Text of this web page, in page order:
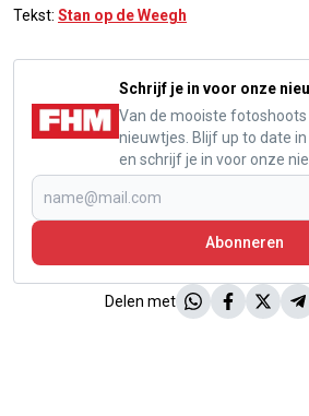
Tekst: Stan op de Weegh
Schrijf je in voor onze
Van de mooiste
nieuwtjes. Blijf up to date in
en schrijf je in voor onze
Abonneren
Delen met